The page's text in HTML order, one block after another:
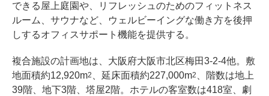
できる屋上庭園や、リフレッシュのためのフィットネス
ルーム、サウナなど、ウェルビーイングな働き方を後押
しするオフィスサポート機能を提供する。
複合施設の計画地は、大阪府大阪市北区梅田3-2-4他。敷
地面積約12,920m2 、延床面積約227,000m2
、階数は地上
39階、地下3階、塔屋2階。ホテルの客室数は418室、劇